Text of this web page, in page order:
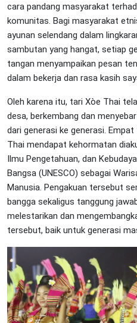
cara pandang masyarakat
komunitas. Bagi masyarakat
ayunan selendang dalam
sambutan yang hangat, setiap
tangan menyampaikan pesan
dalam bekerja dan rasa kasih
Oleh karena itu, tari Xòe Thai
desa, berkembang dan
dari generasi ke generasi.
Thai mendapat kehormatan
Ilmu Pengetahuan, dan
Bangsa (UNESCO) sebagai
Manusia. Pengakuan tersebut
bangga sekaligus tanggung
melestarikan dan
tersebut, baik untuk generasi